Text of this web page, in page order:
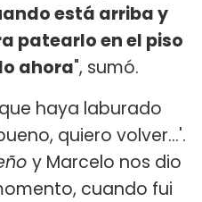
está arriba y
patearlo en el piso
ahora", sumó.
haya laburado
quiero volver...'.
y Marcelo nos dio
cuando fui